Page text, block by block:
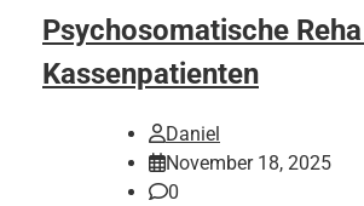
Psychosomatische
Kassenpatienten
Daniel
November 18, 2025
0